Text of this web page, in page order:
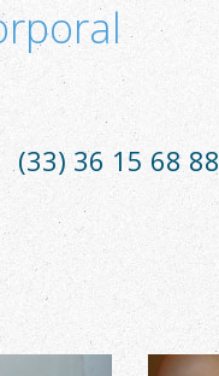
(33) 36 15 68 88